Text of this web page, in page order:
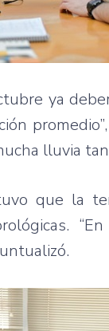
ya
lluvia
que la